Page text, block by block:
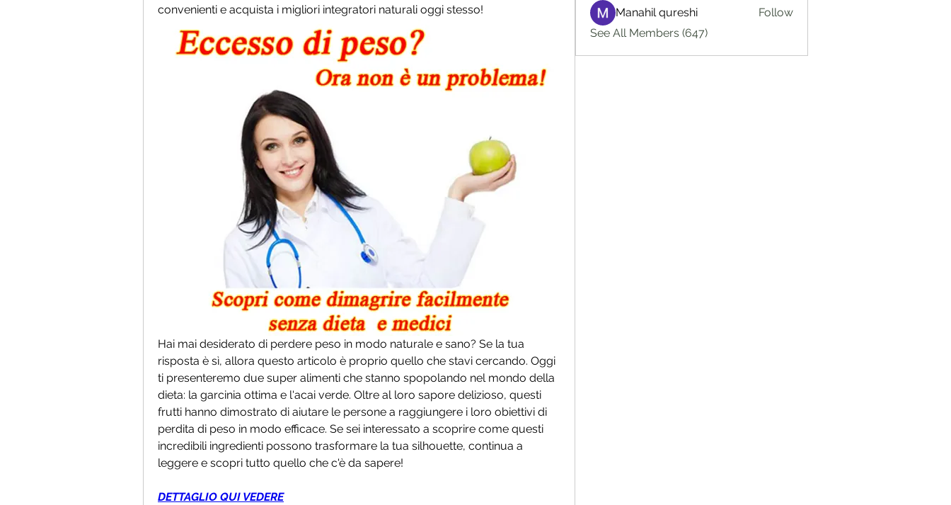
convenienti e acquista i migliori integratori naturali oggi stesso!
Hai mai desiderato di perdere peso in modo naturale e sano? Se la tua
risposta è sì, allora questo articolo è proprio quello che stavi cercando. Oggi
ti presenteremo due super alimenti che stanno spopolando nel mondo della
dieta: la garcinia ottima e l'acai verde. Oltre al loro sapore delizioso, questi
frutti hanno dimostrato di aiutare le persone a raggiungere i loro obiettivi di
perdita di peso in modo efficace. Se sei interessato a scoprire come questi
incredibili ingredienti possono trasformare la tua silhouette, continua a
leggere e scopri tutto quello che c'è da sapere!
DETTAGLIO QUI VEDERE
Manahil qureshi
Follow
See All Members (647)